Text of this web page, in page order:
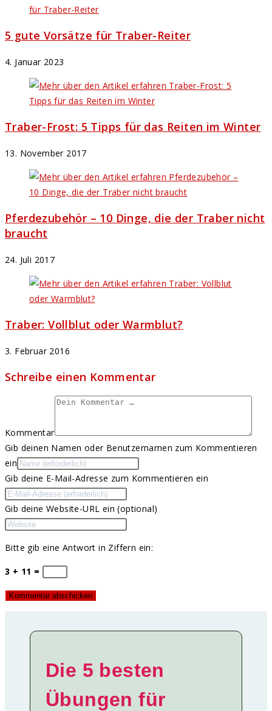
5 gute Vorsätze für Traber-Reiter
4. Januar 2023
Traber-Frost: 5 Tipps für das Reiten im Winter
13. November 2017
Pferdezubehör – 10 Dinge, die der Traber nicht
braucht
24. Juli 2017
Traber: Vollblut oder Warmblut?
3. Februar 2016
Schreibe einen Kommentar
Kommentar
Gib deinen Namen oder Benutzernamen zum Kommentieren
ein
Gib deine E-Mail-Adresse zum Kommentieren ein
Gib deine Website-URL ein (optional)
Bitte gib eine Antwort in Ziffern ein:
3 + 11 =
Die 5 besten
Übungen für